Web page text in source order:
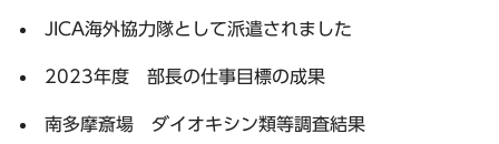
JICA海外協力隊として派遣されました
2023年度 部長の仕事目標の成果
南多摩斎場 ダイオキシン類等調査結果